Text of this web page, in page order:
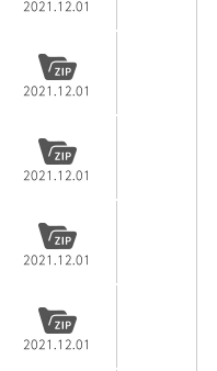
2021.12.01
2021.12.01
2021.12.01
2021.12.01
2021.12.01